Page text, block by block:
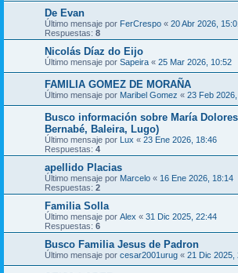
De Evan
Último mensaje por FerCrespo « 20 Abr 2026,
Respuestas: 8
Nicolás Díaz do Eijo
Último mensaje por Sapeira « 25 Mar 2026, 10:52
FAMILIA GOMEZ DE MORAÑA
Último mensaje por Maribel Gomez « 23 Feb
Busco información sobre María
Bernabé, Baleira, Lugo)
Último mensaje por Lux « 23 Ene 2026, 18:46
Respuestas: 4
apellido Placias
Último mensaje por Marcelo « 16 Ene 2026, 18:14
Respuestas: 2
Familia Solla
Último mensaje por Alex « 31 Dic 2025, 22:44
Respuestas: 6
Busco Familia Jesus de Padron
Último mensaje por cesar2001urug « 21 Dic 2025,